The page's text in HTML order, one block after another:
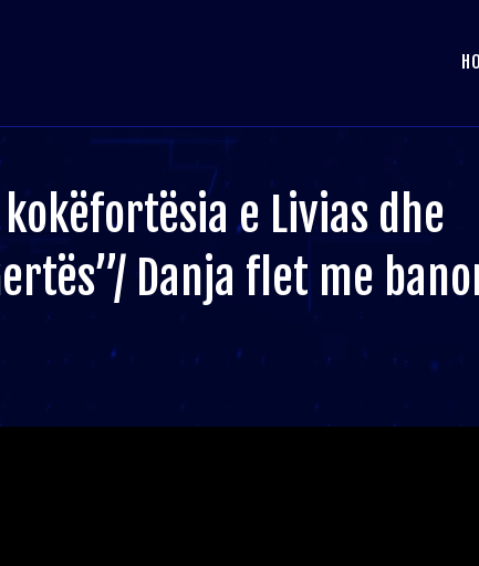
e Livias dhe
Danja flet me